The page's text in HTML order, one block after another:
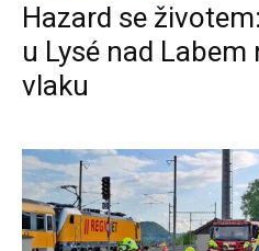
Hazard se
u Lysé nad
vlaku